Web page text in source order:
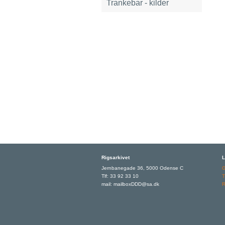
Trankebar - kilder
Rigsarkivet
Jernbanegade 36, 5000 Odense C
Tlf: 33 92 33 10
mail: mailboxDDD@sa.dk